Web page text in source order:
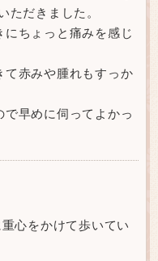
ただきました。
ちょっと痛みを感じ
て赤みや腫れもすっか
早めに伺ってよかっ
心をかけて歩いてい